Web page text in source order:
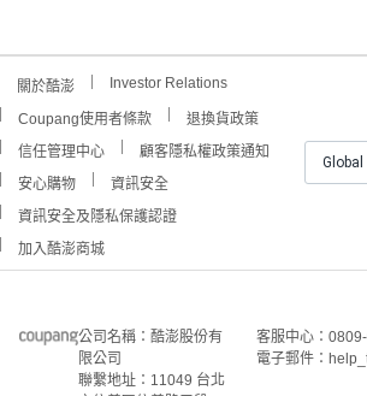
關於酷澎 Investor Relations
Coupang使用者條款
退換貨政策
信任管理中心
顧客隱私權政策通知
安心購物
資訊安全
資訊安全及隱私保護認證
加入酷澎商城
Global
公司名稱：酷澎股份有
限公司
聯繫地址：11049 台北
客服中心：
電子郵件：